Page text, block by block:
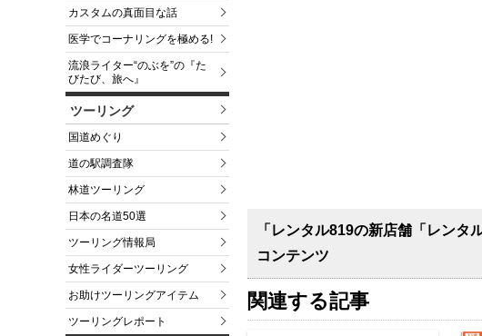
カスタムの真面目な話
医学でコーナリングを極める!
流浪ライター“のぶを”の『た
びたび、旅へ』
ツーリング
国道めぐり
道の駅調査隊
林道ツーリング
日本の名道50選
ツーリング情報局
女性ライダーツーリング
お助けツーリングアイテム
ツーリングレポート
「レンタル819の新店舗「レン
コンテンツ
関連する記事